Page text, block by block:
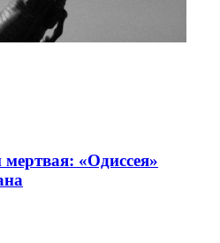
«Одиссея»